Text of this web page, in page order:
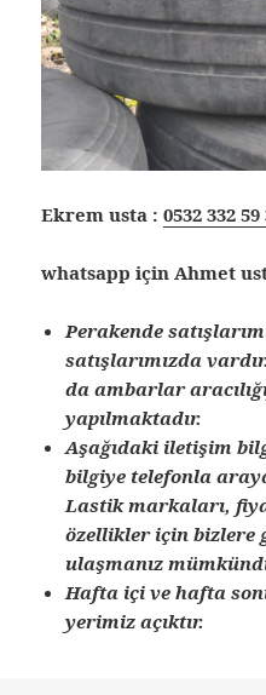
Ekrem usta :0532 332 59
whatsapp için Ahmet
Perakende
satışlarımızda
da ambarlar
yapılmaktadır.
Aşağıdaki iletişim
bilgiye telefonla
Lastik markaları,
özellikler için bizlere
ulaşmanız
Hafta içi ve hafta
yerimiz açıktır.